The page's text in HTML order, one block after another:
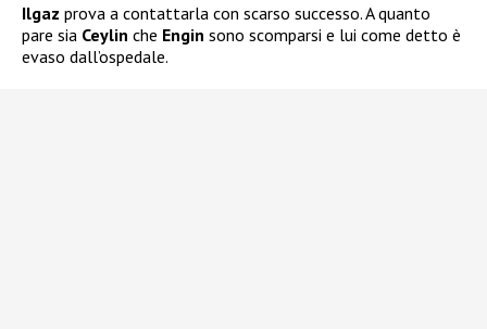
Ilgaz prova a contattarla con scarso successo. A quanto
pare sia Ceylin che Engin sono scomparsi e lui come detto è
evaso dall’ospedale.